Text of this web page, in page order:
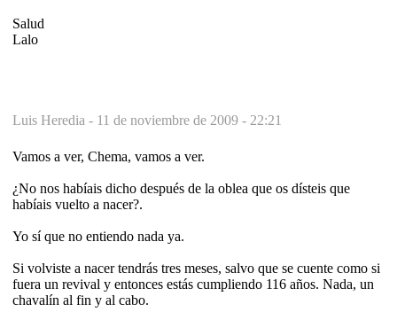
Salud
Lalo
Luis Heredia - 11 de noviembre de 2009 - 22:21
Vamos a ver, Chema, vamos a ver.
¿No nos habíais dicho después de la oblea que os dísteis que
habíais vuelto a nacer?.
Yo sí que no entiendo nada ya.
Si volviste a nacer tendrás tres meses, salvo que se cuente como si
fuera un revival y entonces estás cumpliendo 116 años. Nada, un
chavalín al fin y al cabo.